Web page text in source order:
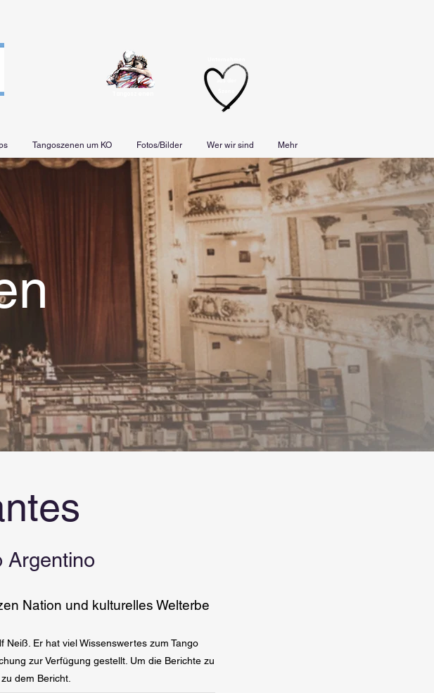
aus der
Tangoszenen um KO Fotos/Bilder Wer wir sind Mehr
Argentino
Nation und kulturelles Welterbe
Er hat viel Wissenswertes zum Tango
zur Verfügung gestellt. Um die Berichte zu
dem Bericht.